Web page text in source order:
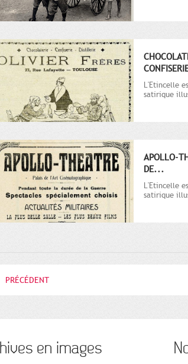
L'Etincelle
satirique
APOLLO-
DE...
L'Etincelle
satirique
PRÉCÉDENT
en images